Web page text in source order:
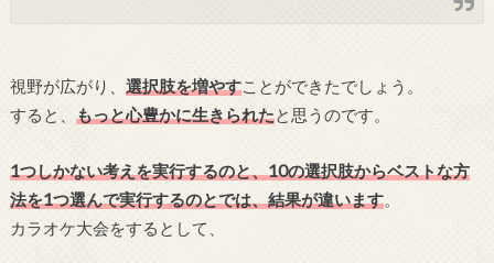
視野が広がり、 選択肢を増やすことができたでしょう。
すると、 もっと心豊かに生きられたと思うのです。
1つしかない考えを実行するのと、10の選択肢からベストな方
法を1つ選んで実行するのとでは、結果が違います。
カラオケ大会をするとして、